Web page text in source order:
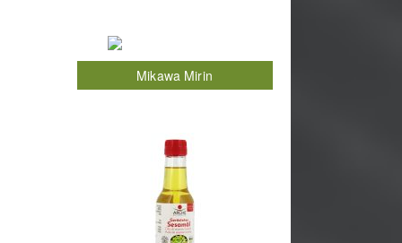
Mikawa Mirin